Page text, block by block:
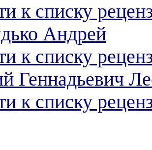
к списку
Андрей
к списку
Геннадьевич
к списку